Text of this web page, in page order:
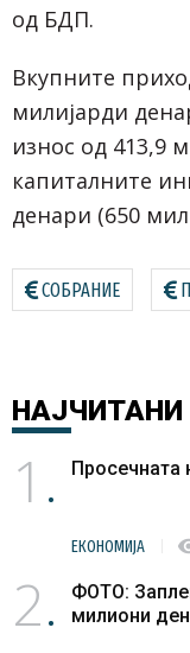
од БДП.
Вкупните
милијарди
износ од 413,9
капиталните
денари (650
СОБРАНИЕ
НАЈЧИТАНИ
1 Просечната
ЕКОНОМИЈА
2
ФОТО:
милиони